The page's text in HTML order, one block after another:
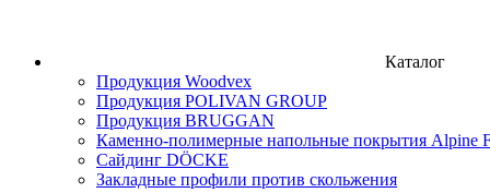
Каталог
Продукция Woodvex
Продукция POLIVAN GROUP
Продукция BRUGGAN
Каменно-полимерные напольные покрытия Alpine
Сайдинг DÖCKE
Закладные профили против скольжения